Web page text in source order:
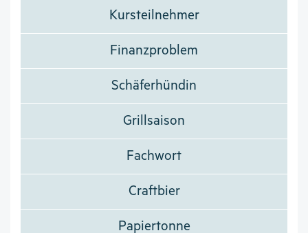
Kursteilnehmer
Finanzproblem
Schäferhündin
Grillsaison
Fachwort
Craftbier
Papiertonne